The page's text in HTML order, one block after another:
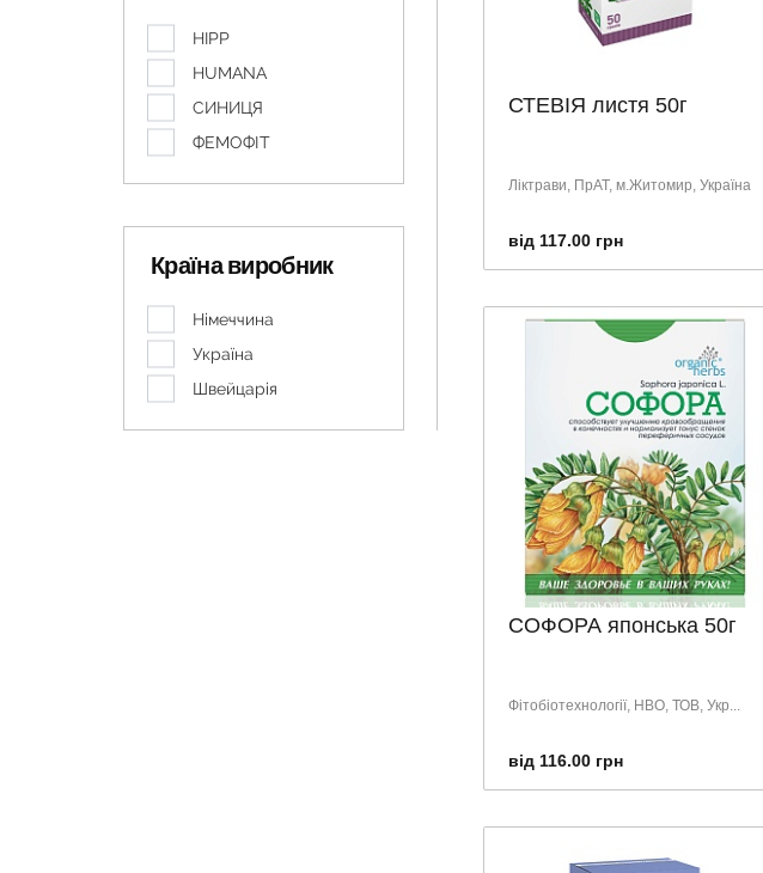
HIPP
HUMANA
СИНИЦЯ
ФЕМОФІТ
Країна виробник
Німеччина
Україна
Швейцарія
СТЕВІЯ листя 50г
Ліктрави, ПрАТ, м.Житомир, Україна
від 117.00 грн
СОФОРА японська 50г
Фітобіотехнології, НВО, ТОВ, Укр...
від 116.00 грн